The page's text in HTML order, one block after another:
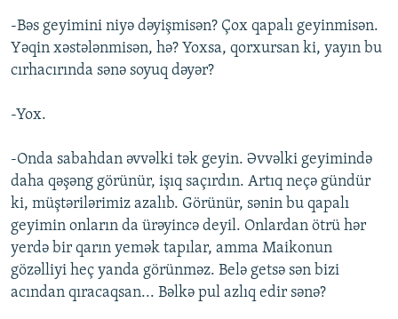
-Bəs geyimini niyə dəyişmisən? Çox qapalı geyinmisən.
Yəqin xəstələnmisən, hə? Yoxsa, qorxursan ki, yayın bu
cırhacırında sənə soyuq dəyər?
-Yox.
-Onda sabahdan əvvəlki tək geyin. Əvvəlki geyimində
daha qəşəng görünür, işıq saçırdın. Artıq neçə gündür
ki, müştərilərimiz azalıb. Görünür, sənin bu qapalı
geyimin onların da ürəyincə deyil. Onlardan ötrü hər
yerdə bir qarın yemək tapılar, amma Maikonun
gözəlliyi heç yanda görünməz. Belə getsə sən bizi
acından qıracaqsan... Bəlkə pul azlıq edir sənə?